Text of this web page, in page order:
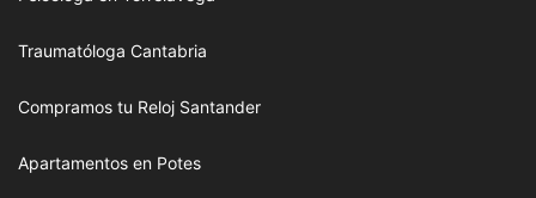
Traumatóloga Cantabria
Compramos tu Reloj Santander
Apartamentos en Potes